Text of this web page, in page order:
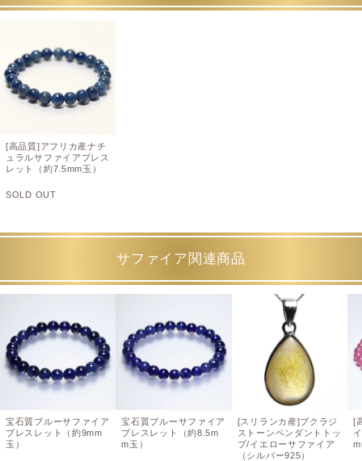
[高品質]アフリカ産ナチ
ュラルサファイアブレス
レット（約7.5mm玉）
SOLD OUT
サファイア関連商品
宝石質ブルーサファイア
ブレスレット（約9mm
玉）
宝石質ブルーサファイア
ブレスレット（約8.5m
m玉）
[スリランカ産]プクラジ
ストーンペンダントトッ
プ/イエローサファイア
（シルバー925）
[